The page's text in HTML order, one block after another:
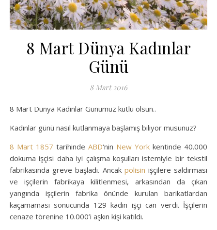
8 Mart Dünya Kadınlar
Günü
8 Mart 2016
8 Mart Dünya Kadınlar Günümüz kutlu olsun..
Kadınlar günü nasıl kutlanmaya başlamış biliyor musunuz?
8 Mart 1857 tarihinde ABD‘nin New York kentinde 40.000
dokuma işçisi daha iyi çalışma koşulları istemiyle bir tekstil
fabrikasında greve başladı. Ancak polisin işçilere saldırması
ve işçilerin fabrikaya kilitlenmesi, arkasından da çıkan
yangında işçilerin fabrika önünde kurulan barikatlardan
kaçamaması sonucunda 129 kadın işçi can verdi. İşçilerin
cenaze törenine 10.000’i aşkın kişi katıldı.